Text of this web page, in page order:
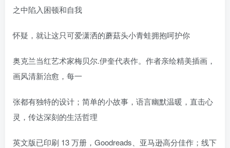
之中陷入困顿和自我
怀疑，就让这只可爱潇洒的蘑菇头小青蛙拥抱呵护你
奥克兰当红艺术家梅贝尔.伊奎代表作。作者亲绘精美插画，
画风清新治愈，每一
张都有独特的设计；简单的小故事，语言幽默温暖，直击心
灵，传达深刻的生活哲理
英文版已印刷 13 万册，Goodreads、亚马逊高分佳作；线下
登录
登录密码
社交账号登录